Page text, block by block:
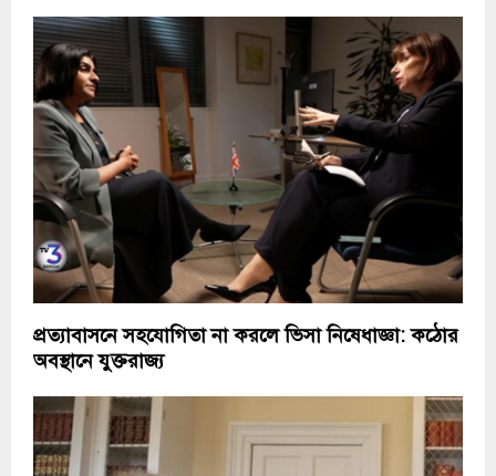
প্রত্যাবাসনে সহযোগিতা না করলে ভিসা নিষেধাজ্ঞা: কঠোর
অবস্থানে যুক্তরাজ্য